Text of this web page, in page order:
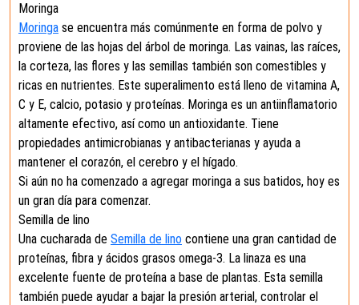
Moringa
Moringa se encuentra más comúnmente en forma de polvo y
proviene de las hojas del árbol de moringa. Las vainas, las raíces,
la corteza, las flores y las semillas también son comestibles y
ricas en nutrientes. Este superalimento está lleno de vitamina A,
C y E, calcio, potasio y proteínas. Moringa es un antiinflamatorio
altamente efectivo, así como un antioxidante. Tiene
propiedades antimicrobianas y antibacterianas y ayuda a
mantener el corazón, el cerebro y el hígado.
Si aún no ha comenzado a agregar moringa a sus batidos, hoy es
un gran día para comenzar.
Semilla de lino
Una cucharada de Semilla de lino contiene una gran cantidad de
proteínas, fibra y ácidos grasos omega-3. La linaza es una
excelente fuente de proteína a base de plantas. Esta semilla
también puede ayudar a bajar la presión arterial, controlar el